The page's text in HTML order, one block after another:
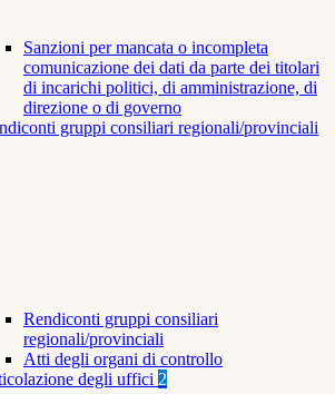
Sanzioni per mancata o incompleta
comunicazione dei dati da parte dei titolari
di incarichi politici, di amministrazione, di
direzione o di governo
gruppi consiliari regionali/provinciali
Rendiconti gruppi consiliari
regionali/provinciali
Atti degli organi di controllo
degli uffici 2